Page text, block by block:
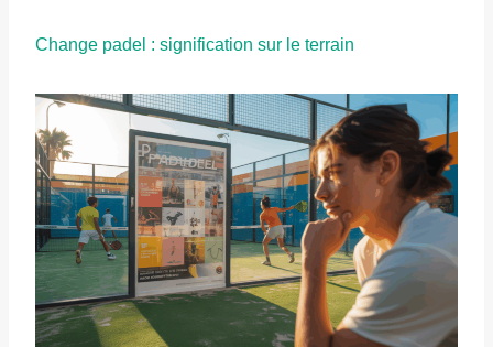
Change padel : signification sur le terrain